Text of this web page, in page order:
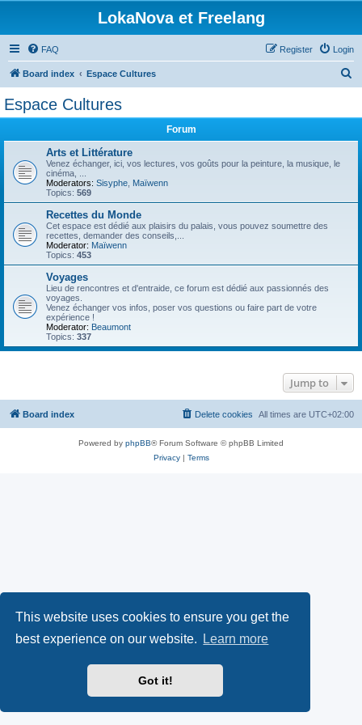
This website uses cookies to ensure you get the
best experience on our website.
Learn more
Got it!
LokaNova et Freelang
FAQ Login
Register
Board index Espace Cultures
Espace Cultures
Forum
Arts et Littérature
Venez échanger, ici, vos lectures, vos goûts pour la peinture, la musique, le
cinéma, ...
Moderators: Sisyphe Maïwenn
Topics: 569
Recettes du Monde
Cet espace est dédié aux plaisirs du palais, vous pouvez soumettre des
recettes, demander des conseils,...
Moderator: Maïwenn
Topics: 453
Voyages
Lieu de rencontres et d'entraide, ce forum est dédié aux passionnés des
voyages.
Venez échanger vos infos, poser vos questions ou faire part de votre
expérience !
Moderator: Beaumont
Topics: 337
Jump to
Board index All times are UTC+02:00
Delete cookies
Powered by phpBB® Forum Software © phpBB Limited
Privacy| Terms